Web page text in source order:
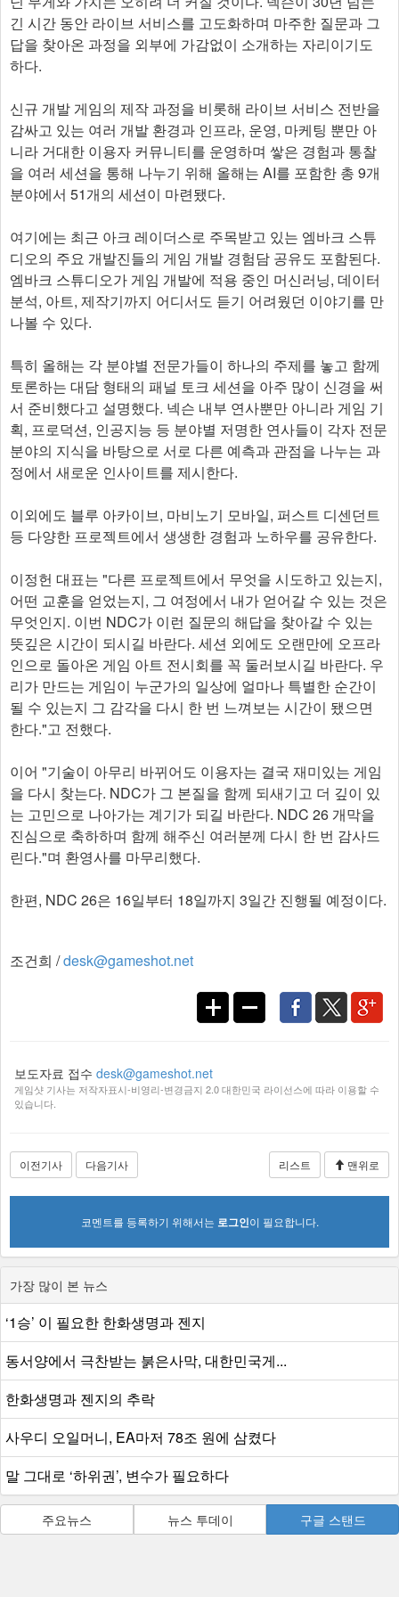
긴 시간 동안 라이브 서비스를 고도화하며 마주한 질문과 그
답을 찾아온 과정을 외부에 가감없이 소개하는 자리이기도
하다.
신규 개발 게임의 제작 과정을 비롯해 라이브 서비스 전반을
감싸고 있는 여러 개발 환경과 인프라, 운영, 마케팅 뿐만 아
니라 거대한 이용자 커뮤니티를 운영하며 쌓은 경험과 통찰
을 여러 세션을 통해 나누기 위해 올해는 AI를 포함한 총 9개
분야에서 51개의 세션이 마련됐다.
여기에는 최근 아크 레이더스로 주목받고 있는 엠바크 스튜
디오의 주요 개발진들의 게임 개발 경험담 공유도 포함된다.
엠바크 스튜디오가 게임 개발에 적용 중인 머신러닝, 데이터
분석, 아트, 제작기까지 어디서도 듣기 어려웠던 이야기를 만
나볼 수 있다.
특히 올해는 각 분야별 전문가들이 하나의 주제를 놓고 함께
토론하는 대담 형태의 패널 토크 세션을 아주 많이 신경을 써
서 준비했다고 설명했다. 넥슨 내부 연사뿐만 아니라 게임 기
획, 프로덕션, 인공지능 등 분야별 저명한 연사들이 각자 전문
분야의 지식을 바탕으로 서로 다른 예측과 관점을 나누는 과
정에서 새로운 인사이트를 제시한다.
이외에도 블루 아카이브, 마비노기 모바일, 퍼스트 디센던트
등 다양한 프로젝트에서 생생한 경험과 노하우를 공유한다.
이정헌 대표는 "다른 프로젝트에서 무엇을 시도하고 있는지,
어떤 교훈을 얻었는지, 그 여정에서 내가 얻어갈 수 있는 것은
무엇인지. 이번 NDC가 이런 질문의 해답을 찾아갈 수 있는
뜻깊은 시간이 되시길 바란다. 세션 외에도 오랜만에 오프라
인으로 돌아온 게임 아트 전시회를 꼭 둘러보시길 바란다. 우
리가 만드는 게임이 누군가의 일상에 얼마나 특별한 순간이
될 수 있는지 그 감각을 다시 한 번 느껴보는 시간이 됐으면
한다."고 전했다.
이어 "기술이 아무리 바뀌어도 이용자는 결국 재미있는 게임
을 다시 찾는다. NDC가 그 본질을 함께 되새기고 더 깊이 있
는 고민으로 나아가는 계기가 되길 바란다. NDC 26 개막을
진심으로 축하하며 함께 해주신 여러분께 다시 한 번 감사드
린다."며 환영사를 마무리했다.
한편, NDC 26은 16일부터 18일까지 3일간 진행될 예정이다.​
조건희 /desk@gameshot.net
보도자료 접수 desk@gameshot.net
게임샷 기사는 저작자표시-비영리-변경금지 2.0 대한민국 라이선스에 따라 이용할 수
있습니다.
이전기사 다음기사 리스트 맨위로
코멘트를 등록하기 위해서는 로그인이 필요합니다.
가장 많이 본 뉴스
‘1승’ 이 필요한 한화생명과 젠지
동서양에서 극찬받는 붉은사막, 대한민국게...
한화생명과 젠지의 추락
사우디 오일머니, EA마저 78조 원에 삼켰다
말 그대로 ‘하위권’, 변수가 필요하다
주요뉴스 뉴스 투데이 구글 스탠드